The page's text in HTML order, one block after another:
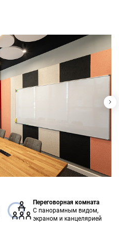
Переговорная комната
С панорамным видом,
экраном и канцелярией